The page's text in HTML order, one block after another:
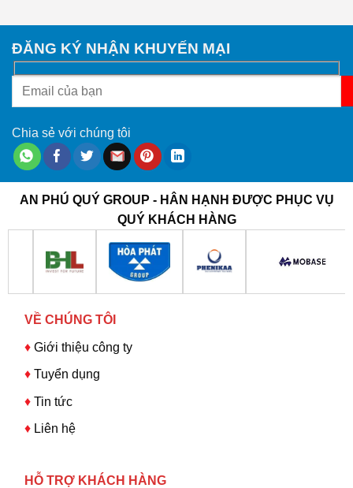
ĐĂNG KÝ NHẬN KHUYẾN MẠI
Chia sẻ với chúng tôi
AN PHÚ QUÝ GROUP - HÂN HẠNH ĐƯỢC PHỤC VỤ
QUÝ KHÁCH HÀNG
VỀ CHÚNG TÔI
♦ Giới thiệu công ty
♦Tuyển dụng
♦ Tin tức
♦ Liên hệ
HỖ TRỢ KHÁCH HÀNG